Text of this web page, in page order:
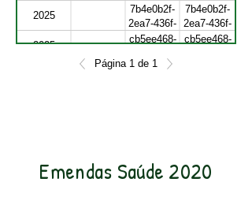
b85f-
3b39f0291dfb
b85f-
3b39f0291dfb
2025
7b4e0b2f-
2ea7-436f-
98c7-
7b4e0b2f-
2ea7-436f-
98c7-
2025
cb5ee468-
9f65-
cb5ee468-
b5759b23-
Página 1 de 1
Emendas Saúde 2020